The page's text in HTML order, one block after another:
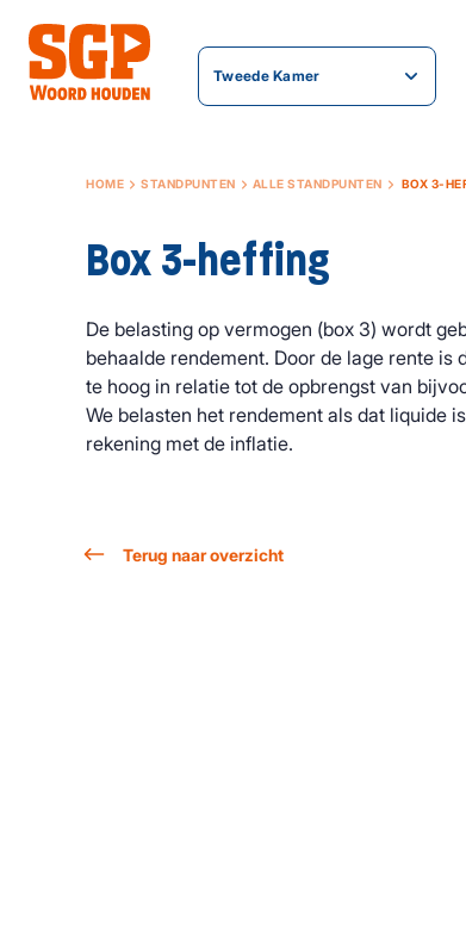
Tweede Kamer
HOME STANDPUNTEN ALLE STANDPUNTEN BOX 3-
Box 3-heffing
De belasting op vermogen (box 3) wordt
behaalde rendement. Door de lage rente
te hoog in relatie tot de opbrengst van
We belasten het rendement als dat liquide
rekening met de inflatie.
Terug naar overzicht